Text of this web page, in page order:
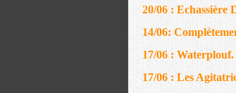
20/06 : Echassière
14/06:
17/06 : Waterplouf.
17/06 : Les